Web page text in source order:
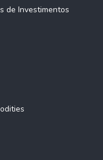
de Investimentos